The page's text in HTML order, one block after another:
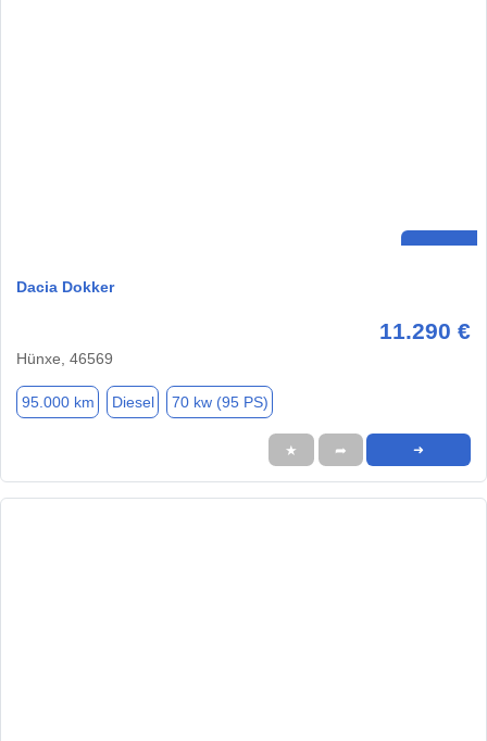
Dacia Dokker
11.290 €
Hünxe, 46569
95.000 km Diesel 70 kw (95 PS)
★ ➦ ➜